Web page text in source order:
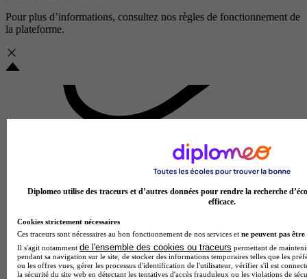
Pour plus d’informations, consultez nos règles de fonctionnement de
la plateforme.
Diplomeo utilise des traceurs et d’autres données pour rendre la recherche
efficace.
Cookies strictement nécessaires
Ces traceurs sont nécessaires au bon fonctionnement de nos services et ne peuvent pas être
Il s'agit notamment de l'ensemble des cookies ou traceurs permettant de
pendant sa navigation sur le site, de stocker des informations temporaires telles que les
ou les offres vues, gérer les processus d'identification de l'utilisateur, vérifier s'il est
la sécurité du site web en détectant les tentatives d'accès frauduleux ou les violations de